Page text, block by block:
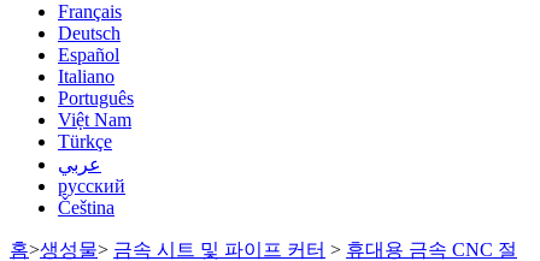
Français
Deutsch
Español
Italiano
Português
Việt Nam
Türkçe
عربي
русский
Čeština
홈>생성물> 금속 시트 및 파이프 커터 > 휴대용 금속 CNC 절